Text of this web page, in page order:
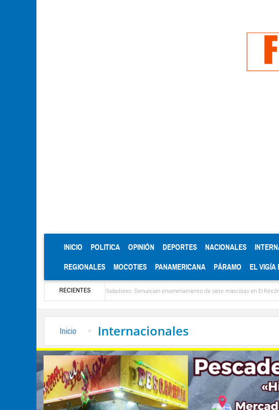
INICIO (CURRENT)
POLITICA OPINIÓN DEPORTES NACIONALES
REGIONALES MOCOTIES PANAMERICANA PÁRAMO EL VIGÍA
RECIENTES
Alerta en Bailadores: Denuncian envenenamiento de siete mascotas en El Rincón de La Laguna
Inicio Internacionales